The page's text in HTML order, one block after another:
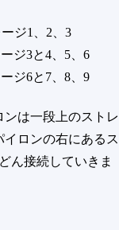
ジ1、2、3
ジ3と4、5、6
ジ6と7、8、9
ンは一段上のストレ
ロンの右にあるス
ん接続していきま